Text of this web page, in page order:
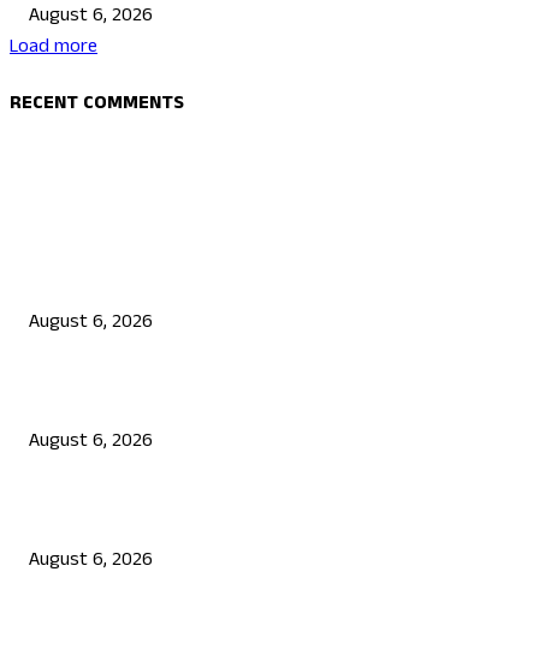
August 6, 2026
Load more
RECENT COMMENTS
August 6, 2026
August 6, 2026
August 6, 2026